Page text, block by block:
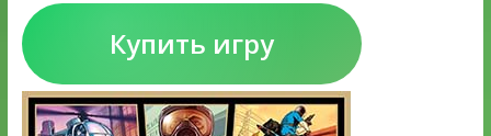
Купить игру